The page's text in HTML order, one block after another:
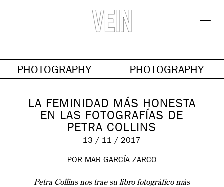
PHOTOGRAPHY PHOTOGRAPHY
LA FEMINIDAD MÁS HONESTA
EN LAS FOTOGRAFÍAS DE
PETRA COLLINS
13 / 11 / 2017
POR MAR GARCÍA ZARCO
Petra Collins nos trae su libro fotográfico más